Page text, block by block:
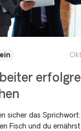
sicher das
Fisch und du